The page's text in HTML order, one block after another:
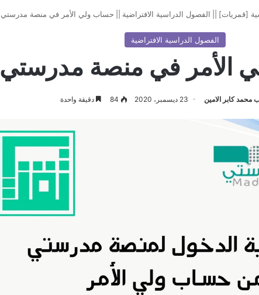
[قمريات] الفصول الدراسية الافتراضية حساب ولي الأمر في منصة مدرستي
الفصول الدراسية الافتراضية
الأمر في منصة مدرستي
محمد كابر الامين 23 ديسمبر، 2020 84 دقيقة واحدة